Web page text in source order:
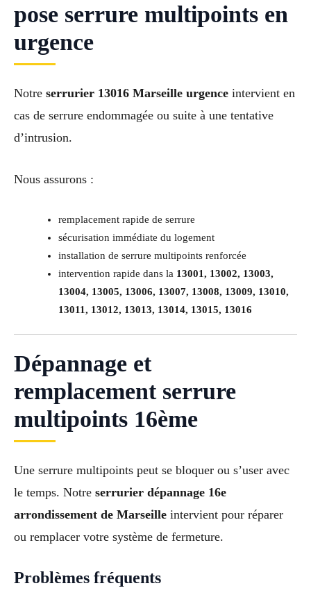
pose serrure multipoints en
urgence
Notre serrurier 13016 Marseille urgence intervient en
cas de serrure endommagée ou suite à une tentative
d’intrusion.
Nous assurons :
remplacement rapide de serrure
sécurisation immédiate du logement
installation de serrure multipoints renforcée
intervention rapide dans la 13001, 13002, 13003,
13004, 13005, 13006, 13007, 13008, 13009, 13010,
13011, 13012, 13013, 13014, 13015, 13016
Dépannage et
remplacement serrure
multipoints 16ème
Une serrure multipoints peut se bloquer ou s’user avec
le temps. Notre serrurier dépannage 16e
arrondissement de Marseille intervient pour réparer
ou remplacer votre système de fermeture.
Problèmes fréquents